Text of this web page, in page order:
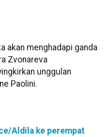
akan menghadapi ganda
Zvonareva
unggulan
Paolini.
Aldila ke perempat